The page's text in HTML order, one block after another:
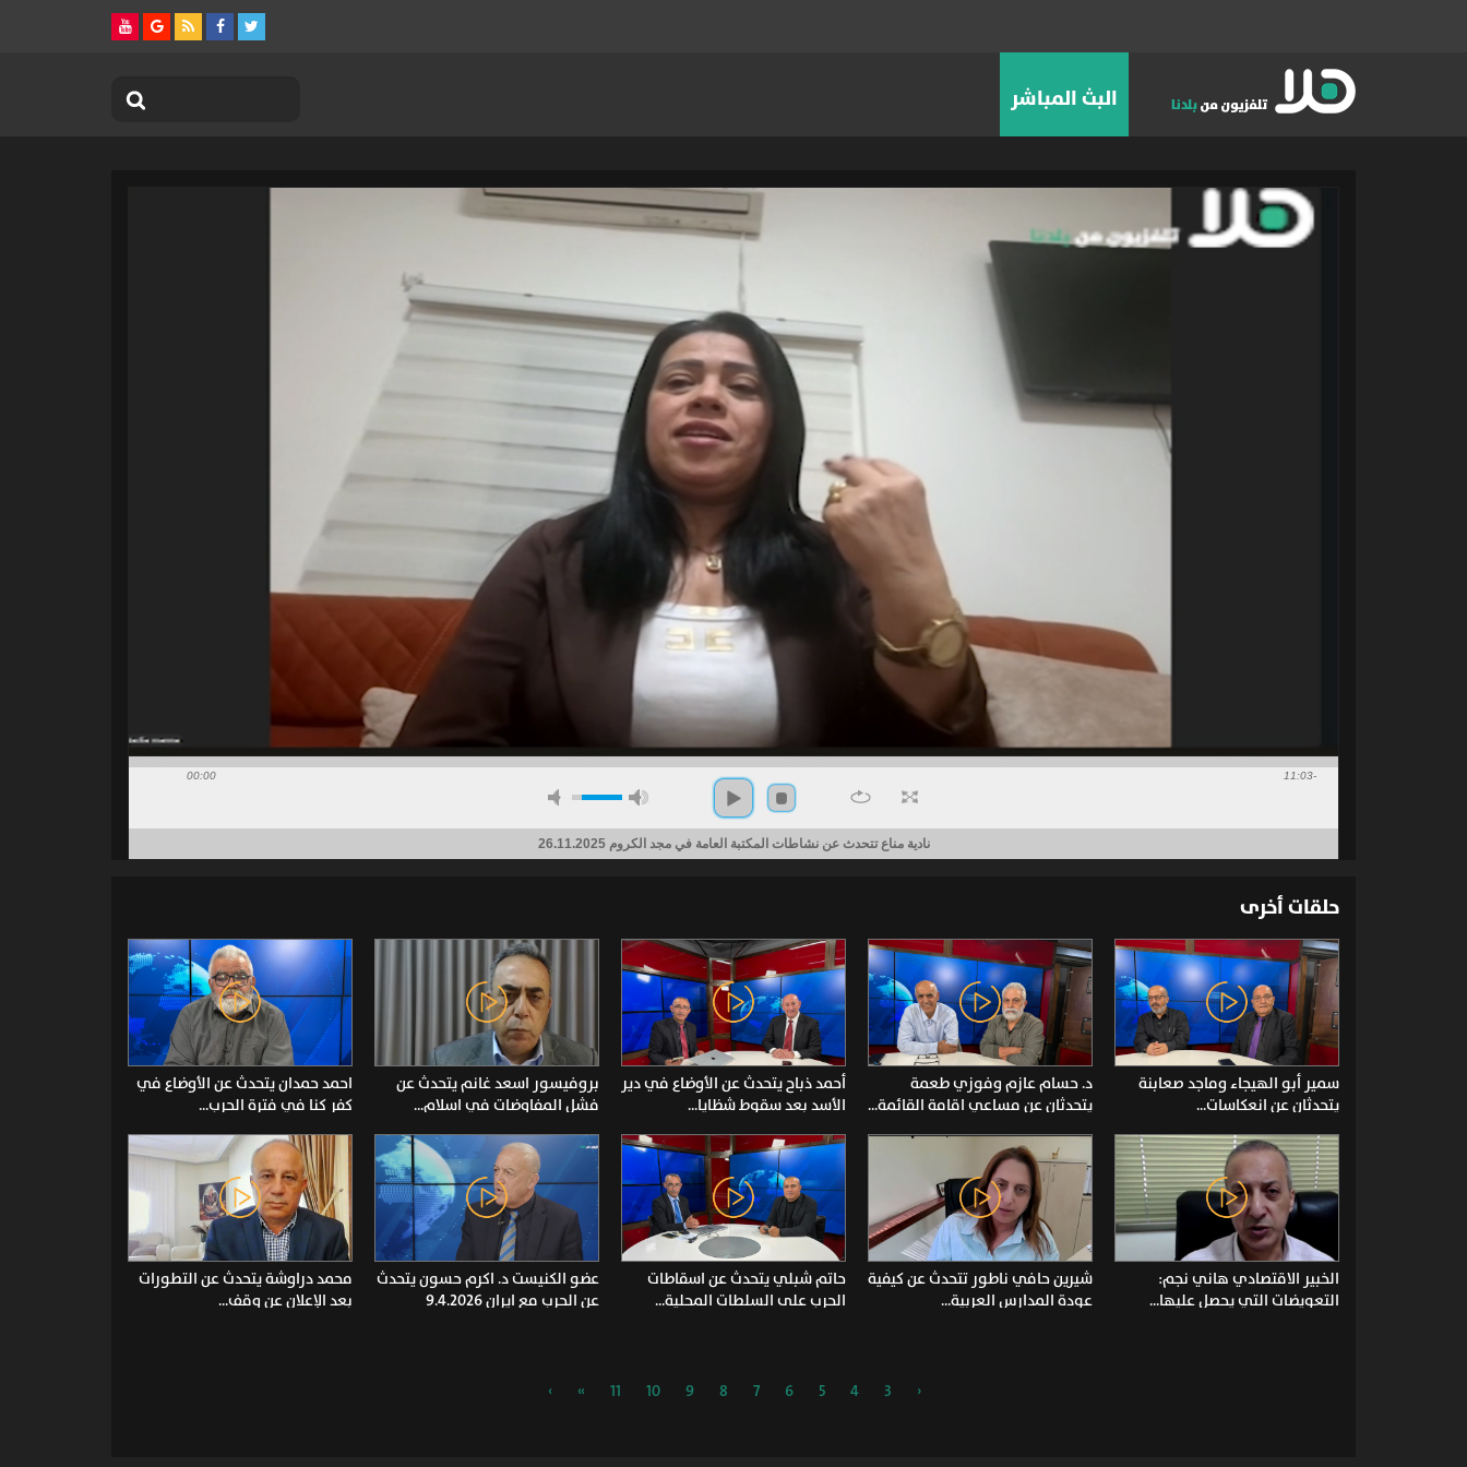
البث المباشر
00:00 -11:03
نادية مناع تتحدث عن نشاطات المكتبة العامة في مجد الكروم 26.11.2025
حلقات أخرى
سمير أبو الهيجاء وماجد صعابنة
يتحدثان عن انعكاسات...
د. حسام عازم وفوزي طعمة
يتحدثان عن مساعي اقامة القائمة...
أحمد ذباح يتحدث عن الأوضاع في دير
الأسد بعد سقوط شظايا...
بروفيسور اسعد غانم يتحدث عن
فشل المفاوضات في اسلام...
احمد حمدان يتحدث عن الأوضاع في
كفر كنا في فترة الحرب...
الخبير الاقتصادي هاني نجم:
التعويضات التي يحصل عليها...
شيرين حافي ناطور تتحدث عن كيفية
عودة المدارس العربية...
حاتم شبلي يتحدث عن اسقاطات
الحرب على السلطات المحلية...
عضو الكنيست د. اكرم حسون يتحدث
عن الحرب مع ايران 9.4.2026
محمد دراوشة يتحدث عن التطورات
بعد الإعلان عن وقف...
‹
3
4
5
6
7
8
9
10
11
»
›